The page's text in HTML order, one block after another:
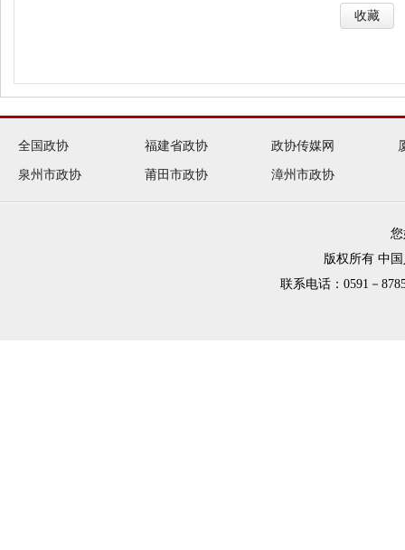
收藏
全国政协 福建省政协 政协传媒网
泉州市政协 莆田市政协 漳州市政协
版权所有 中
联系电话：0591－